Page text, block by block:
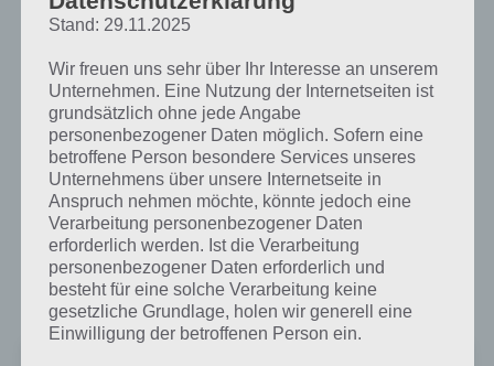
Agent Alice von
Wooga
finden müsst. Außerdem gilt es Beweise
voran zu kommen.
Vor wenigen Tagen haben wir bereits
zahlreiche Tipps und Tricks zu Agent
Alice veröffentlicht. Da es bei dieser App
um jede Millisekunde ankommt, müsst
ihr die verschiedenen Objekte schnell finden. Verschiedene Szenen
sorgen dabei für Abwechslung.
Innerhalb weniger Tage wurde Agent Alice für Android und iOS
bereits mehr als 3 Millionen mal weltweit heruntergeladen.
Stand: 29.11.2025
Wir freuen uns sehr über Ihr Interesse an unserem
Unternehmen. Eine Nutzung der Internetseiten ist
grundsätzlich ohne jede Angabe
personenbezogener Daten möglich. Sofern eine
betroffene Person besondere Services unseres
Unternehmens über unsere Internetseite in
Anspruch nehmen möchte, könnte jedoch eine
Verarbeitung personenbezogener Daten
erforderlich werden. Ist die Verarbeitung
personenbezogener Daten erforderlich und
besteht für eine solche Verarbeitung keine
gesetzliche Grundlage, holen wir generell eine
Einwilligung der betroffenen Person ein.